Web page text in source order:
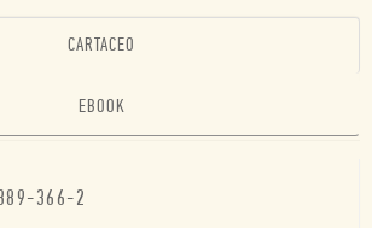
CARTACEO
EBOOK
366-2